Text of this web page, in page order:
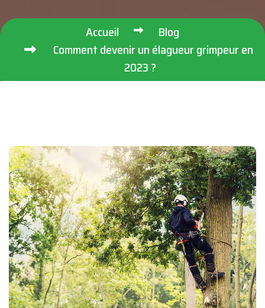
Accueil
Blog
Comment devenir un élagueur grimpeur en
2023 ?